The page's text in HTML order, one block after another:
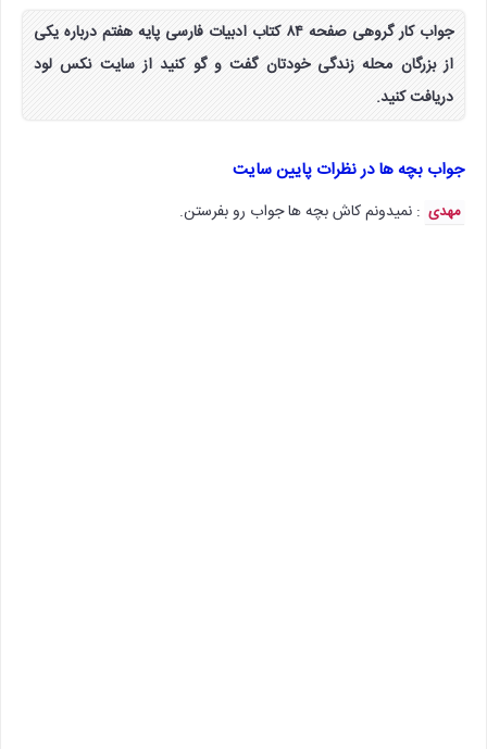
جواب کار گروهی صفحه ۸۴ کتاب ادبیات فارسی پایه هفتم درباره یکی
از بزرگان محله زندگی خودتان گفت و گو کنید از سایت نکس لود
دریافت کنید.
جواب بچه ها در نظرات پایین سایت
مهدی : نمیدونم کاش بچه ها جواب رو بفرستن.